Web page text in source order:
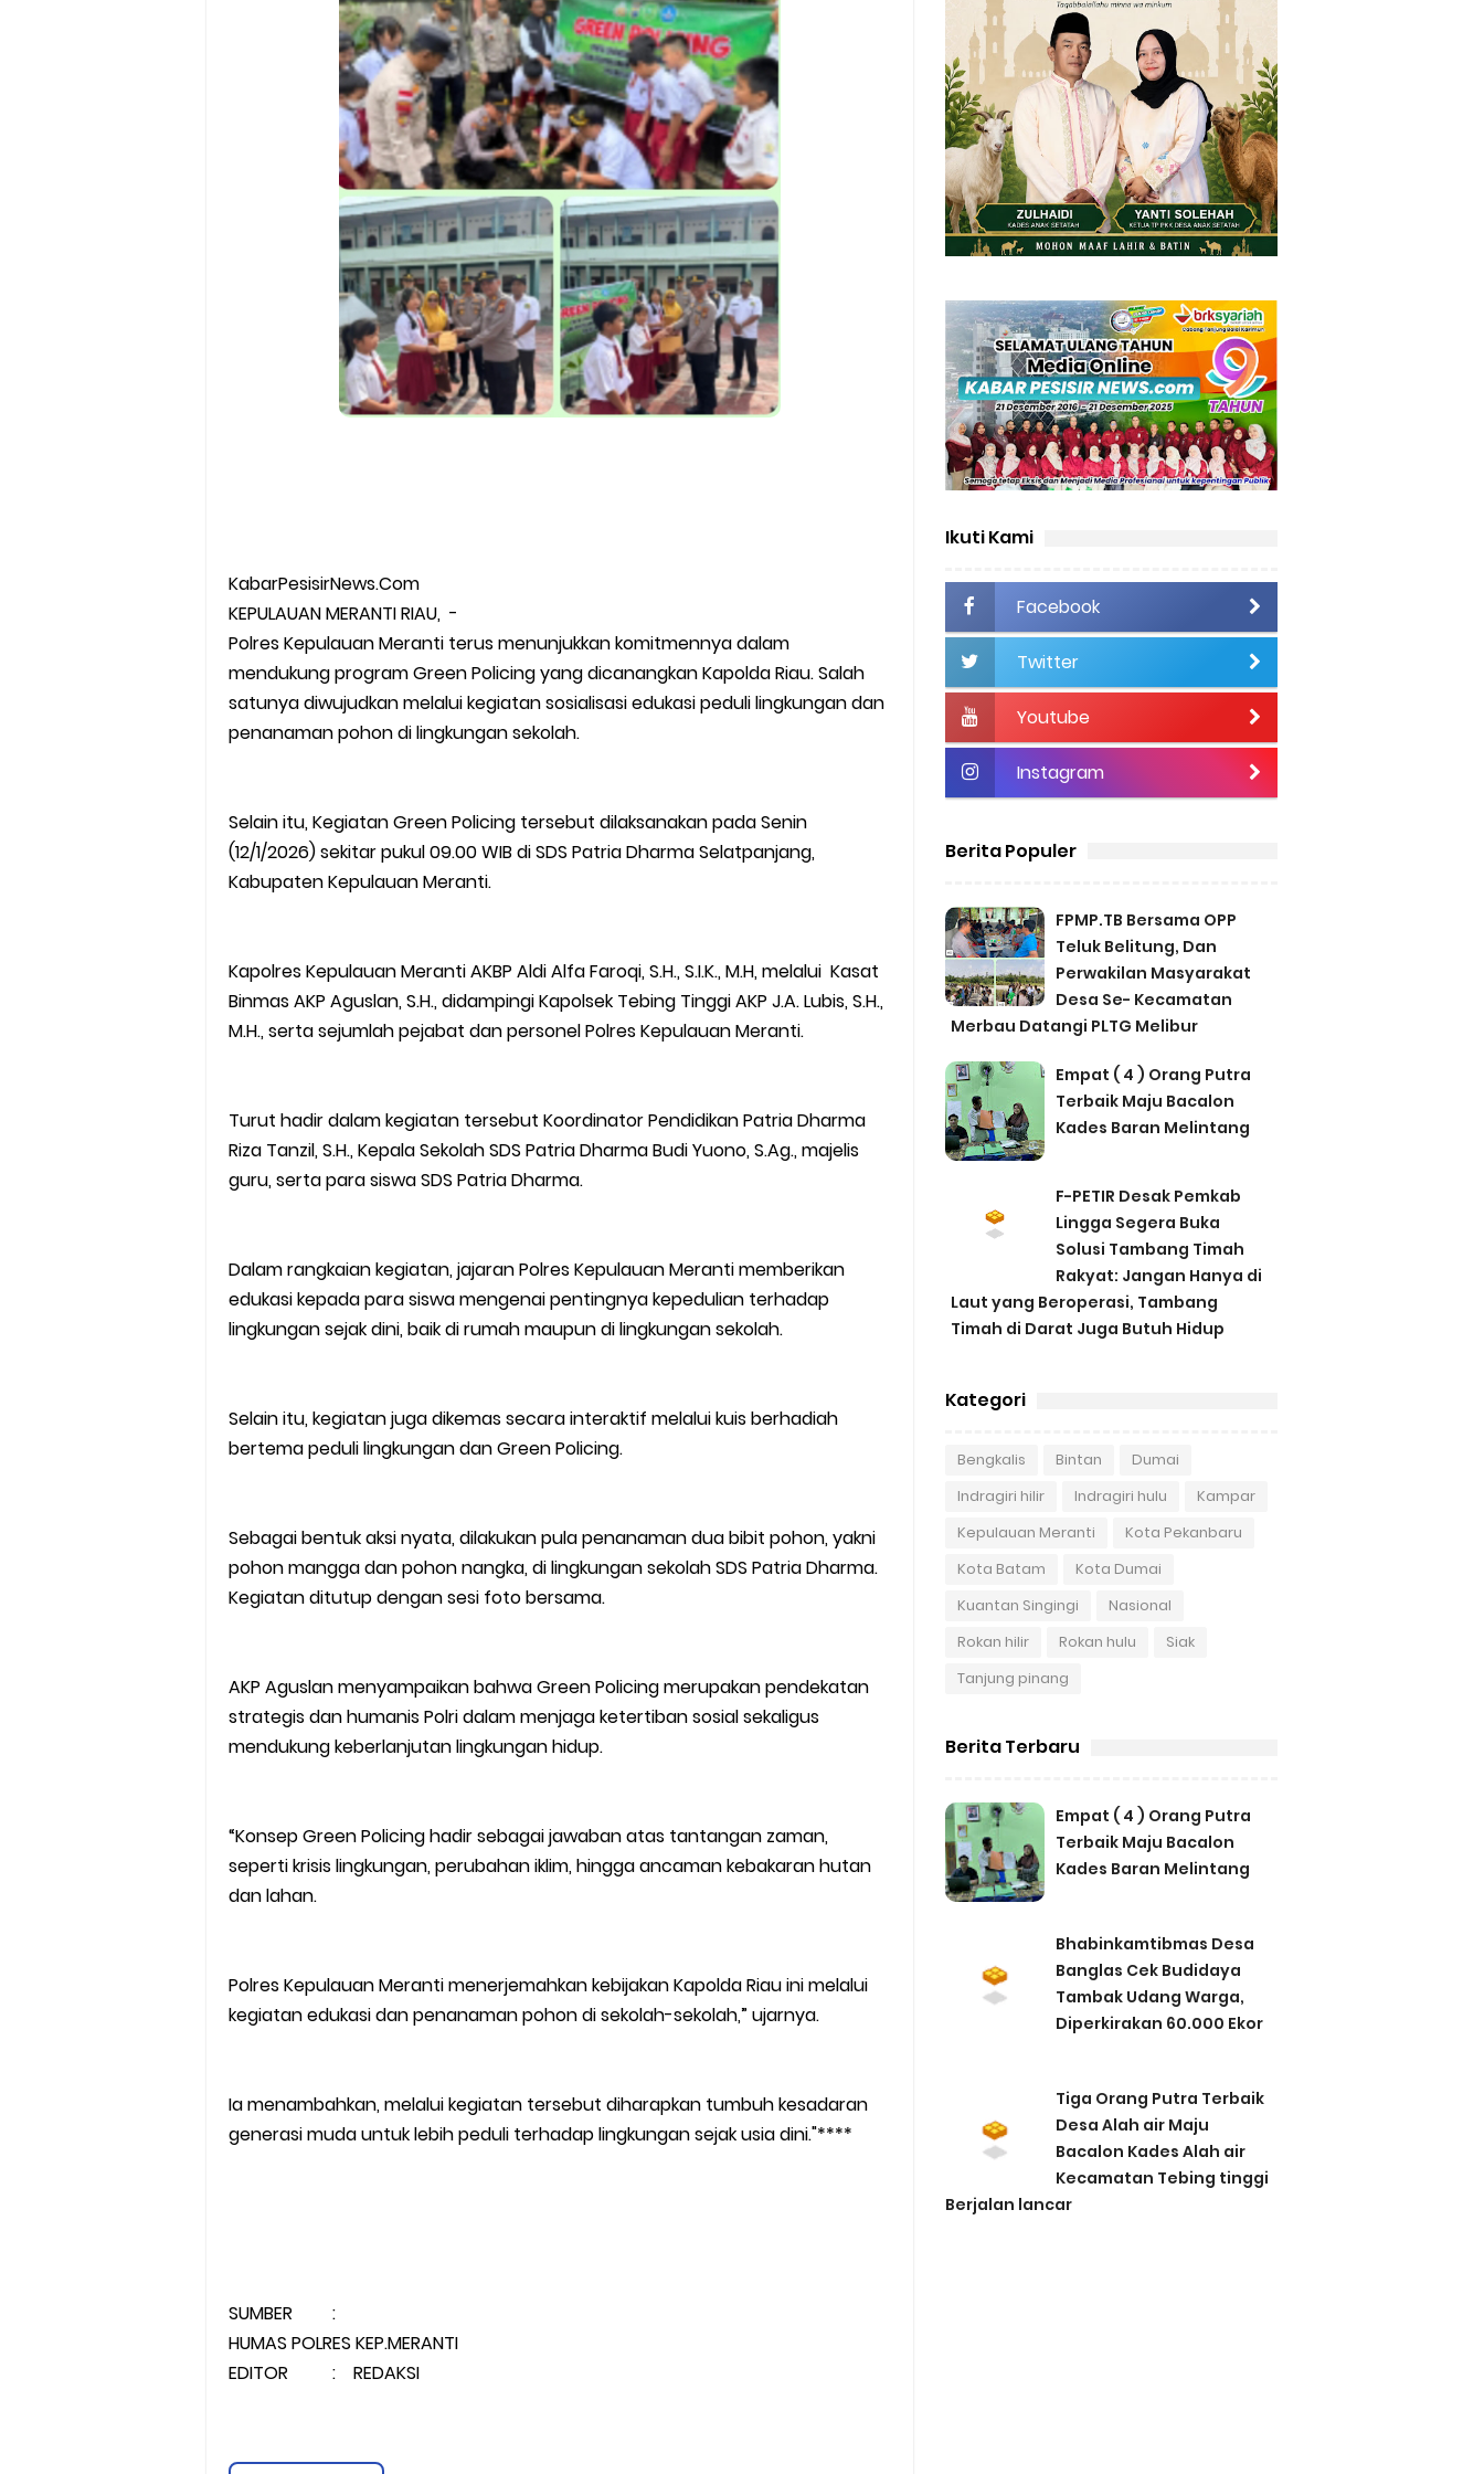
Saturday, 8 August
KabarPesisirNews.Com
KEPULAUAN MERANTI RIAU, -
Polres Kepulauan Meranti terus menunjukkan komitmennya dalam
mendukung program Green Policing yang dicanangkan Kapolda Riau. Salah
satunya diwujudkan melalui kegiatan sosialisasi edukasi peduli lingkungan dan
penanaman pohon di lingkungan sekolah.
Selain itu, Kegiatan Green Policing tersebut dilaksanakan pada Senin
(12/1/2026) sekitar pukul 09.00 WIB di SDS Patria Dharma Selatpanjang,
Kabupaten Kepulauan Meranti.
Kapolres Kepulauan Meranti AKBP Aldi Alfa Faroqi, S.H., S.I.K., M.H, melalui Kasat
Binmas AKP Aguslan, S.H., didampingi Kapolsek Tebing Tinggi AKP J.A. Lubis, S.H.,
M.H., serta sejumlah pejabat dan personel Polres Kepulauan Meranti.
Turut hadir dalam kegiatan tersebut Koordinator Pendidikan Patria Dharma
Riza Tanzil, S.H., Kepala Sekolah SDS Patria Dharma Budi Yuono, S.Ag., majelis
guru, serta para siswa SDS Patria Dharma.
Dalam rangkaian kegiatan, jajaran Polres Kepulauan Meranti memberikan
edukasi kepada para siswa mengenai pentingnya kepedulian terhadap
lingkungan sejak dini, baik di rumah maupun di lingkungan sekolah.
Selain itu, kegiatan juga dikemas secara interaktif melalui kuis berhadiah
bertema peduli lingkungan dan Green Policing.
Sebagai bentuk aksi nyata, dilakukan pula penanaman dua bibit pohon, yakni
pohon mangga dan pohon nangka, di lingkungan sekolah SDS Patria Dharma.
Kegiatan ditutup dengan sesi foto bersama.
AKP Aguslan menyampaikan bahwa Green Policing merupakan pendekatan
strategis dan humanis Polri dalam menjaga ketertiban sosial sekaligus
mendukung keberlanjutan lingkungan hidup.
“Konsep Green Policing hadir sebagai jawaban atas tantangan zaman,
seperti krisis lingkungan, perubahan iklim, hingga ancaman kebakaran hutan
dan lahan.
Polres Kepulauan Meranti menerjemahkan kebijakan Kapolda Riau ini melalui
kegiatan edukasi dan penanaman pohon di sekolah-sekolah,” ujarnya.
Ia menambahkan, melalui kegiatan tersebut diharapkan tumbuh kesadaran
generasi muda untuk lebih peduli terhadap lingkungan sejak usia dini."****
SUMBER :
HUMAS POLRES KEP.MERANTI
EDITOR : REDAKSI
Ikuti Kami
Facebook
Twitter
Youtube
Instagram
Berita Populer
FPMP.TB Bersama OPP
Teluk Belitung, Dan
Perwakilan Masyarakat
Desa Se- Kecamatan
Merbau Datangi PLTG Melibur
Empat ( 4 ) Orang Putra
Terbaik Maju Bacalon
Kades Baran Melintang
F-PETIR Desak Pemkab
Lingga Segera Buka
Solusi Tambang Timah
Rakyat: Jangan Hanya di
Laut yang Beroperasi, Tambang
Timah di Darat Juga Butuh Hidup
Kategori
Bengkalis Bintan
Dumai
Indragiri hilir
Indragiri hulu
Kampar
Kepulauan Meranti
Kota Pekanbaru
Kota Batam
Kota Dumai
Kuantan Singingi
Nasional
Rokan hilir
Rokan hulu
Siak
Tanjung pinang
Berita Terbaru
Empat ( 4 ) Orang Putra
Terbaik Maju Bacalon
Kades Baran Melintang
Bhabinkamtibmas Desa
Banglas Cek Budidaya
Tambak Udang Warga,
Diperkirakan 60.000 Ekor
Tiga Orang Putra Terbaik
Desa Alah air Maju
Bacalon Kades Alah air
Kecamatan Tebing tinggi
Berjalan lancar